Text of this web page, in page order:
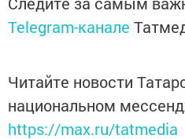
Telegram-канале
Читайте новости
национальном
https://max.ru/tatmedia